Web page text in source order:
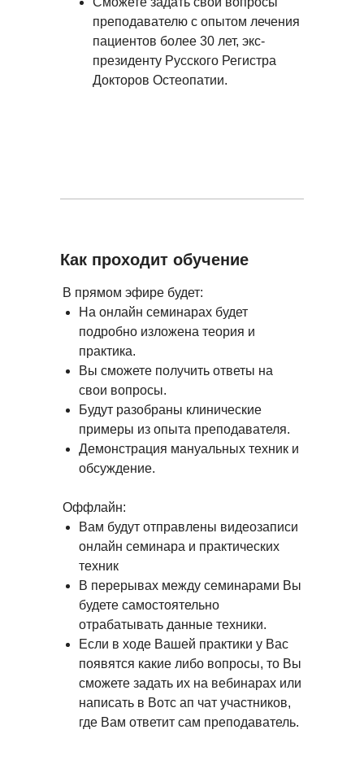
преподавателю с опытом лечения
пациентов более 30 лет, экс-
президенту Русского Регистра
Докторов Остеопатии.
Как проходит обучение
В прямом эфире будет:
На онлайн семинарах будет
подробно изложена теория и
практика.
Вы сможете получить ответы на
свои вопросы.
Будут разобраны клинические
примеры из опыта преподавателя.
Демонстрация мануальных техник и
обсуждение.
Оффлайн:
Вам будут отправлены видеозаписи
онлайн семинара и практических
техник
В перерывах между семинарами Вы
будете самостоятельно
отрабатывать данные техники.
Если в ходе Вашей практики у Вас
появятся какие либо вопросы, то Вы
сможете задать их на вебинарах или
написать в Вотс ап чат участников,
где Вам ответит сам преподаватель.